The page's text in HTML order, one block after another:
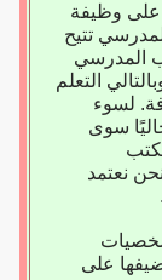
على وظيفة
تتيح
المدرسي
التعلم
لسوء
سوى
نعتمد
على